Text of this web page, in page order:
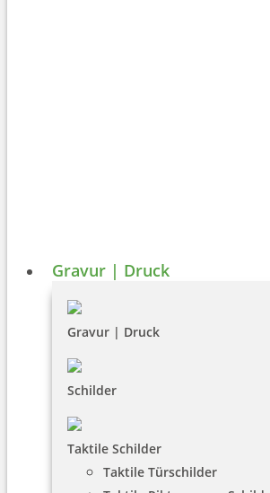
Gravur | Druck
Gravur | Druck
Schilder
Taktile Schilder
Taktile Türschilder